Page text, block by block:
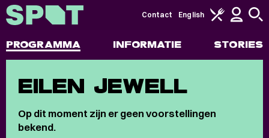
PROGRAMMA INFORMATIE STORIES
Contact English
EILEN JEWELL
Op dit moment zijn er geen voorstellingen
bekend.